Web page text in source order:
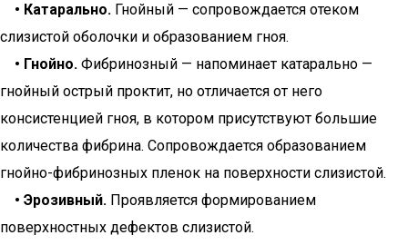
• Катарально. Гнойный — сопровождается отеком
слизистой оболочки и образованием гноя.
• Гнойно. Фибринозный — напоминает катарально —
гнойный острый проктит, но отличается от него
консистенцией гноя, в котором присутствуют большие
количества фибрина. Сопровождается образованием
гнойно-фибринозных пленок на поверхности слизистой.
• Эрозивный. Проявляется формированием
поверхностных дефектов слизистой.